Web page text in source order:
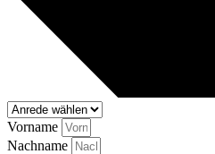
Vorname
Nachname